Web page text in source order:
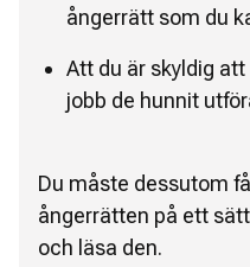
ångerrätt som du
Att du är skyldig
jobb de hunnit
Du måste dessutom
ångerrätten på ett
och läsa den.